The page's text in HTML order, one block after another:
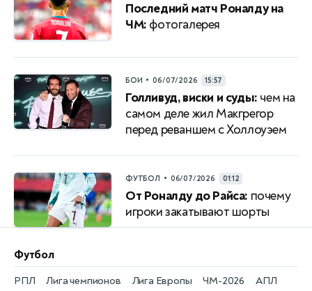
Последний матч Роналду на
ЧМ: фотогалерея
БОИ • 06/07/2026 15:57
Голливуд, виски и суды: чем на
самом деле жил Макгрегор
перед реваншем с Холлоуэем
ФУТБОЛ • 06/07/2026 01:12
От Роналду до Райса: почему
игроки закатывают шорты
Футбол
РПЛ Лига чемпионов Лига Европы ЧМ-2026 АПЛ